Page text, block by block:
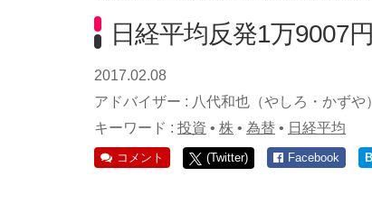
日経平均反発1万9007
2017.02.08
アドバイザー : 八代和也（やしろ・かずや）
キーワード : 投資 • 株 • 為替 • 日経平均
コメント (Twitter) Facebook